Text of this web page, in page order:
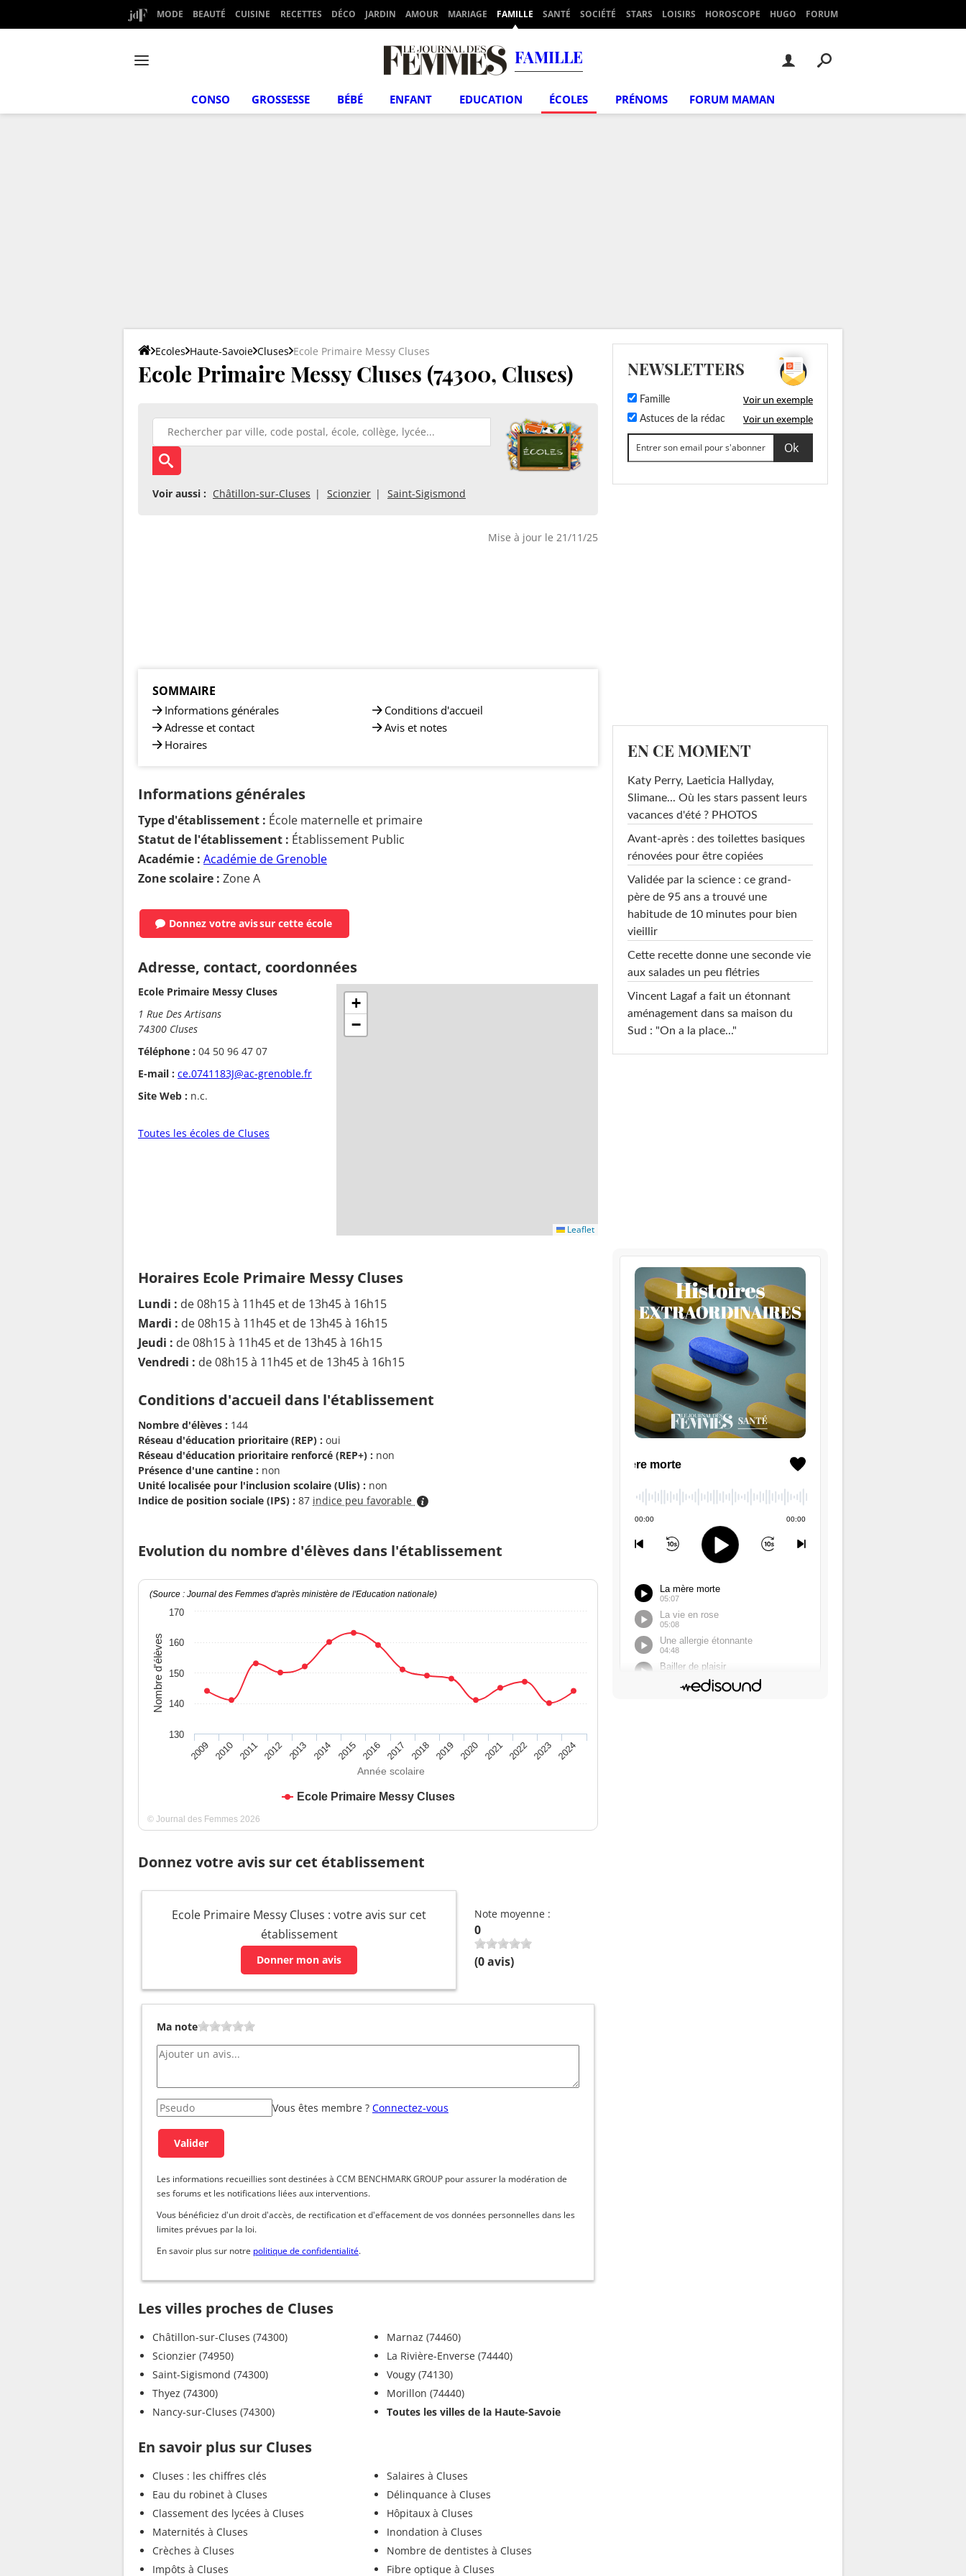
MODE BEAUTÉ CUISINE RECETTES DÉCO JARDIN AMOUR MARIAGE FAMILLE SANTÉ SOCIÉTÉ STARS LOISIRS HOROSCOPE HUGO FORUM
FAMILLE
CONSO GROSSESSE BÉBÉ ENFANT EDUCATION ÉCOLES PRÉNOMS FORUM MAMAN
Ecoles Haute-Savoie Cluses Ecole Primaire Messy Cluses
Ecole Primaire Messy Cluses (74300, Cluses)
Voir aussi : Châtillon-sur-Cluses Scionzier Saint-Sigismond
Mise à jour le 21/11/25
SOMMAIRE
Informations générales
Adresse et contact
Horaires
Conditions d'accueil
Avis et notes
Informations générales
Type d'établissement : École maternelle et primaire
Statut de l'établissement : Établissement Public
Académie : Académie de Grenoble
Zone scolaire : Zone A
Donnez votre avissur cette école
Adresse, contact, coordonnées
Ecole Primaire Messy Cluses
1 Rue Des Artisans
74300 Cluses
Téléphone : 04 50 96 47 07
E-mail : ce.0741183J@ac-grenoble.fr
Site Web : n.c.
Toutes les écoles de Cluses
+
−
Leaflet
Horaires Ecole Primaire Messy Cluses
Lundi : de 08h15 à 11h45 et de 13h45 à 16h15
Mardi : de 08h15 à 11h45 et de 13h45 à 16h15
Jeudi : de 08h15 à 11h45 et de 13h45 à 16h15
Vendredi : de 08h15 à 11h45 et de 13h45 à 16h15
Conditions d'accueil dans l'établissement
Nombre d'élèves : 144
Réseau d'éducation prioritaire (REP) : oui
Réseau d'éducation prioritaire renforcé (REP+) : non
Présence d'une cantine : non
Unité localisée pour l'inclusion scolaire (Ulis) : non
Indice de position sociale (IPS) : 87 indice peu favorable
Evolution du nombre d'élèves dans l'établissement
Année scolaire
Nombre d'élèves
(Source : Journal des Femmes d'après ministère de l'Education nationale)
Ecole Primaire Messy Cluses
2009 2010 2011 2012 2013 2014 2015 2016 2017 2018 2019 2020 2021 2022 2023 2024
130
140
150
160
170
© Journal des Femmes 2026
Donnez votre avis sur cet établissement
Ecole Primaire Messy Cluses : votre avis sur cet
établissement
Donner mon avis
Note moyenne :
0
(0avis)
Ma note
Vous êtes membre ? Connectez-vous
Les informations recueillies sont destinées à CCM BENCHMARK GROUP pour assurer la modération de
ses forums et les notifications liées aux interventions.
Vous bénéficiez d'un droit d'accès, de rectification et d'effacement de vos données personnelles dans les
limites prévues par la loi.
En savoir plus sur notre politique de confidentialité.
Les villes proches de Cluses
Châtillon-sur-Cluses (74300)
Scionzier (74950)
Saint-Sigismond (74300)
Thyez (74300)
Nancy-sur-Cluses (74300)
Marnaz (74460)
La Rivière-Enverse (74440)
Vougy (74130)
Morillon (74440)
Toutes les villes de la Haute-Savoie
En savoir plus sur Cluses
Cluses : les chiffres clés
Eau du robinet à Cluses
Classement des lycées à Cluses
Maternités à Cluses
Crèches à Cluses
Impôts à Cluses
Salaires à Cluses
Délinquance à Cluses
Hôpitaux à Cluses
Inondation à Cluses
Nombre de dentistes à Cluses
Fibre optique à Cluses
NEWSLETTERS
Famille Voir un exemple
Astuces de la rédac Voir un exemple
EN CE MOMENT
Katy Perry, Laeticia Hallyday,
Slimane... Où les stars passent leurs
vacances d'été ? PHOTOS
Avant-après : des toilettes basiques
rénovées pour être copiées
Validée par la science : ce grand-
père de 95 ans a trouvé une
habitude de 10 minutes pour bien
vieillir
Cette recette donne une seconde vie
aux salades un peu flétries
Vincent Lagaf a fait un étonnant
aménagement dans sa maison du
Sud : "On a la place..."